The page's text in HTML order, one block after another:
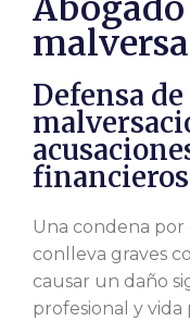
Defensa
Una condena por
conlleva graves
causar un daño
profesional y vida